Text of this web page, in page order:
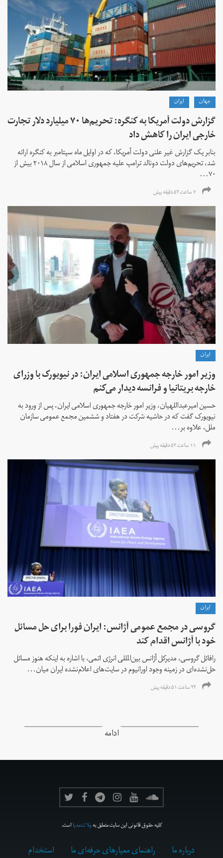
جهان ايران
گزارش دولت آمریکا به کنگره: تحریم‌ها ۷۰ میلیارد دلار تجارت
خارجی ایران را کاهش داد
بنابر یک گزارش غیر علنی دولت آمریکا، که در اوایل ماه سپتامبر به کنگره ارائه
شد، تحریم‌های دولت دونالد ترامپ علیه جمهوری اسلامی از سال ۲۰۱۸ بیش از
۷۰...
۷ ساعت ۵۲ دقیقه پیش
ايران
وزیر امور خارجه جمهوری اسلامی ایران: در نیویورک با وزرای
خارجه بریتانیا و فرانسه دیدار می‌کنم
حسین امیرعبداللهیان، وزیر امور خارجه جمهوری اسلامی ایران، پس از ورود به
نیویورک گفت که در حاشیه شرکت در هفتاد و ششمین مجمع عمومی سازمان
ملل، علاوه بر...
۱۱ ساعت ۵۲ دقیقه پیش
ايران
گروسی در مجمع عمومی آژانس: ایران فورا برای حل مسائل
خود با آژانس اقدام کند
رافائل گروسی، مدیرکل آژانس بین‌المللی انرژی اتمی، با اشاره به اینکه هنوز مسائل
حل‌نشده‌ای در زمینه وجود اورانیوم در سایت‌های اعلام‌نشده ایران میان...
۲۲ ساعت ۵۱ دقیقه پیش
ادامه
کلیه حقوق قانونی این سایت متعلق بهولانت‌مدیااست.
درباره ما راهنمای معیارهای حرفه‌ای ما استخدام